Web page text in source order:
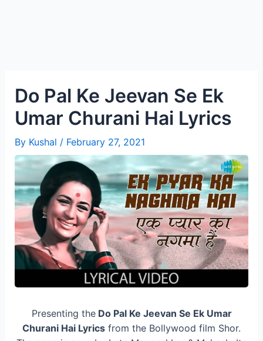
Do Pal Ke Jeevan Se Ek
Umar Churani Hai Lyrics
By Kushal / February 27, 2021
Presenting theDo Pal Ke Jeevan Se Ek Umar
Churani Hai Lyrics from the Bollywood film Shor.